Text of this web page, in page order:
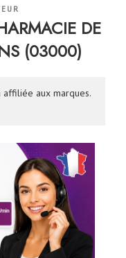
DE
(03000)
affiliée aux marques.